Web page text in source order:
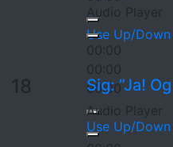
Use Up/
Audio Player
00:00
00:00
00:00
Use Up/
18 Sig: ”Ja!
Audio Player